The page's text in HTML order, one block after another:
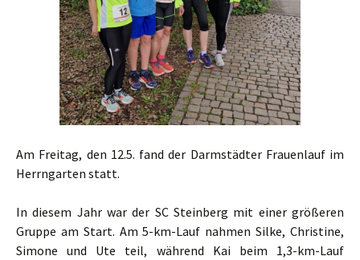
Am Freitag, den 12.5. fand der Darmstädter Frauenlauf im
Herrngarten statt.
In diesem Jahr war der SC Steinberg mit einer größeren
Gruppe am Start. Am 5-km-Lauf nahmen Silke, Christine,
Simone und Ute teil, während Kai beim 1,3-km-Lauf